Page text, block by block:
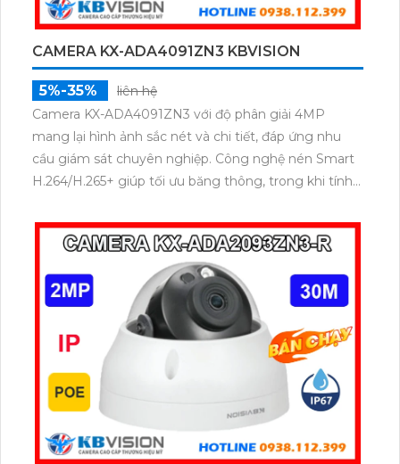
CAMERA KX-ADA4091ZN3 KBVISION
5%-35%
liên hệ
Camera KX-ADA4091ZN3 với độ phân giải 4MP
mang lại hình ảnh sắc nét và chi tiết, đáp ứng nhu
cầu giám sát chuyên nghiệp. Công nghệ nén Smart
H.264/H.265+ giúp tối ưu băng thông, trong khi tính
năng quan sát hồng ngoại lên đến 30m đảm bảo
hình ảnh rõ ràng trong mọi điều kiện ánh sáng vỏ kim
loại bền bỉ cùng chuẩn IP67 chống bụi và nước.